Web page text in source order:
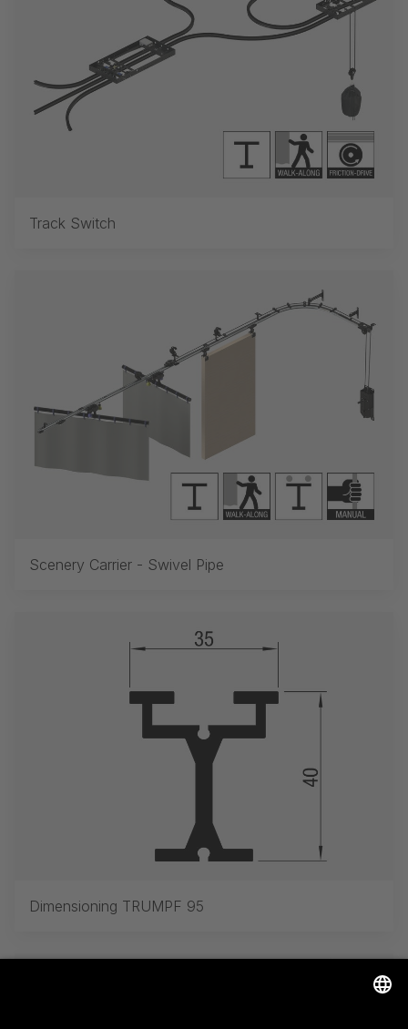
Track Switch
Scenery Carrier - Swivel Pipe
Dimensioning TRUMPF 95